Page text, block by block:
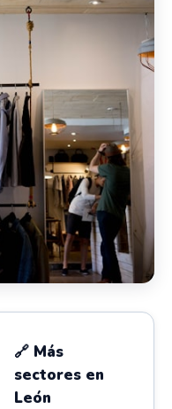
🔗 Más
sectores en
León